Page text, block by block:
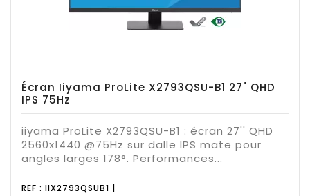
Écran Iiyama ProLite X2793QSU-B1 27" QHD
IPS 75Hz
iiyama ProLite X2793QSU-B1 : écran 27'' QHD
2560x1440 @75Hz sur dalle IPS mate pour
angles larges 178°. Performances...
REF : IIX2793QSUB1 |